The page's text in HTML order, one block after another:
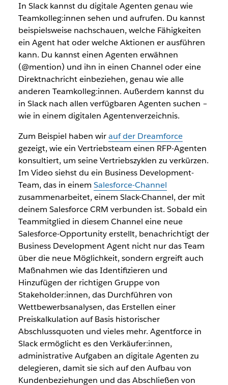
In Slack kannst du digitale Agenten genau wie
Teamkolleg:innen sehen und aufrufen. Du kannst
beispielsweise nachschauen, welche Fähigkeiten
ein Agent hat oder welche Aktionen er ausführen
kann. Du kannst einen Agenten erwähnen
(@mention) und ihn in einen Channel oder eine
Direktnachricht einbeziehen, genau wie alle
anderen Teamkolleg:innen. Außerdem kannst du
in Slack nach allen verfügbaren Agenten suchen –
wie in einem digitalen Agentenverzeichnis.
Zum Beispiel haben wirauf der Dreamforce
gezeigt, wie ein Vertriebsteam einen RFP-Agenten
konsultiert, um seine Vertriebszyklen zu verkürzen.
Im Video siehst du ein Business Development-
Team, das in einem Salesforce-Channel
zusammenarbeitet, einem Slack-Channel, der mit
deinem Salesforce CRM verbunden ist. Sobald ein
Teammitglied in diesem Channel eine neue
Salesforce-Opportunity erstellt, benachrichtigt der
Business Development Agent nicht nur das Team
über die neue Möglichkeit, sondern ergreift auch
Maßnahmen wie das Identifizieren und
Hinzufügen der richtigen Gruppe von
Stakeholder:innen, das Durchführen von
Wettbewerbsanalysen, das Erstellen einer
Preiskalkulation auf Basis historischer
Abschlussquoten und vieles mehr. Agentforce in
Slack ermöglicht es den Verkäufer:innen,
administrative Aufgaben an digitale Agenten zu
delegieren, damit sie sich auf den Aufbau von
Kundenbeziehungen und das Abschließen von